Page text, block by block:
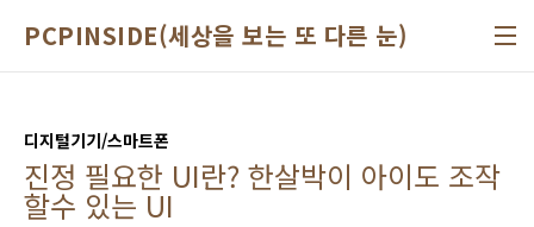
PCPINSIDE(세상을 보는 또 다른 눈)
디지털기기/스마트폰
진정 필요한 UI란? 한살박이 아이도 조작
할수 있는 UI